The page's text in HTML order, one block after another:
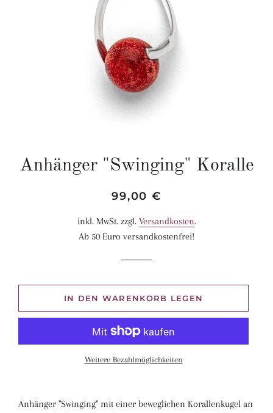
Anhänger "Swinging" Koralle
Normaler
Sonderpreis
99,00 €
inkl. MwSt. zzgl. Versandkosten.
Ab 50 Euro versandkostenfrei!
IN DEN WARENKORB LEGEN
Weitere Bezahlmöglichkeiten
Anhänger "Swinging" mit einer beweglichen Korallenkugel an